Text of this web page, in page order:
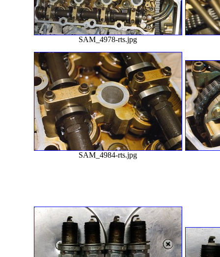
SAM_4978-rts.jpg
SAM_4984-rts.jpg